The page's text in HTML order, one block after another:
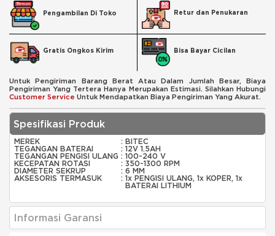
Pengambilan Di Toko Retur dan Penukaran
Gratis Ongkos Kirim Bisa Bayar Cicilan
Untuk Pengiriman Barang Berat Atau Dalam Jumlah Besar, Biaya
Pengiriman Yang Tertera Hanya Merupakan Estimasi. Silahkan Hubungi
Customer Service Untuk Mendapatkan Biaya Pengiriman Yang Akurat.
Spesifikasi Produk
MEREK : BITEC
TEGANGAN BATERAI
: 12V 1.5AH
TEGANGAN PENGISI ULANG : 100-240 V
KECEPATAN ROTASI
: 350-1300 RPM
DIAMETER SEKRUP
: 6 MM
AKSESORIS TERMASUK
: 1x PENGISI ULANG, 1x KOPER, 1x
BATERAI LITHIUM
Informasi Garansi